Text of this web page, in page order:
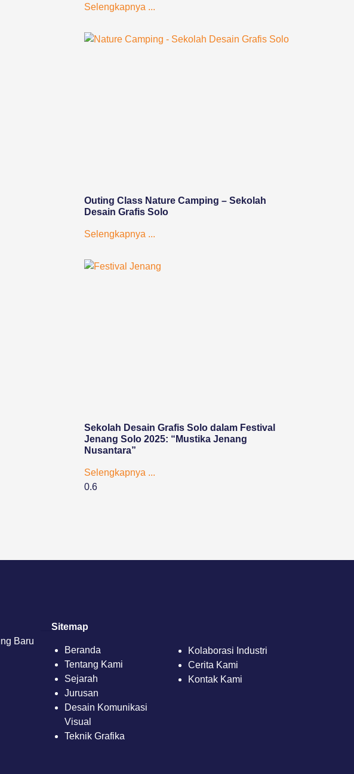
Selengkapnya ...
Outing Class Nature Camping – Sekolah
Desain Grafis Solo
Selengkapnya ...
Sekolah Desain Grafis Solo dalam Festival
Jenang Solo 2025: “Mustika Jenang
Nusantara”
Selengkapnya ...
Baru
Sitemap
Beranda
Tentang Kami
Sejarah
Jurusan
Desain Komunikasi
Visual
Teknik Grafika
Kolaborasi Industri
Cerita Kami
Kontak Kami